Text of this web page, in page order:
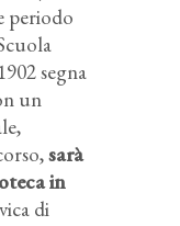
periodo
segna
un
sarà
in
di